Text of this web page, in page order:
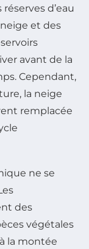
d’eau
et des
avant de la
Cependant,
la neige
remplacée
ne se
des
végétales
la montée